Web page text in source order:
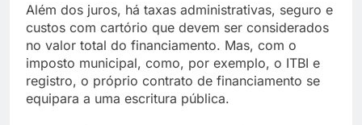
Além dos juros, há taxas administrativas, seguro e
custos com cartório que devem ser considerados
no valor total do financiamento. Mas, com o
imposto municipal, como, por exemplo, o ITBI e
registro, o próprio contrato de financiamento se
equipara a uma escritura pública.